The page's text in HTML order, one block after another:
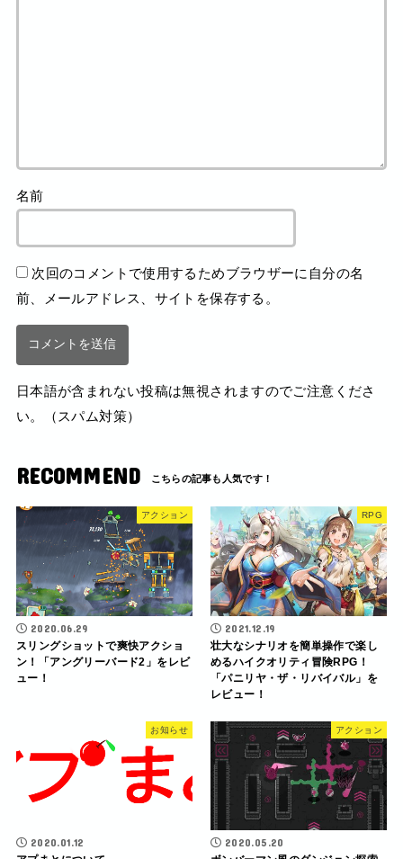
名前
次回のコメントで使用するためブラウザーに自分の名
前、メールアドレス、サイトを保存する。
日本語が含まれない投稿は無視されますのでご注意くださ
い。（スパム対策）
RECOMMEND
アクション
2020.06.29
スリングショットで爽快アクショ
ン！「アングリーバード2」をレビ
ュー！
RPG
2021.12.19
壮大なシナリオを簡単操作で楽し
めるハイクオリティ冒険RPG！
「パニリヤ・ザ・リバイバル」を
レビュー！
お知らせ
2020.01.12
アクション
2020.05.20